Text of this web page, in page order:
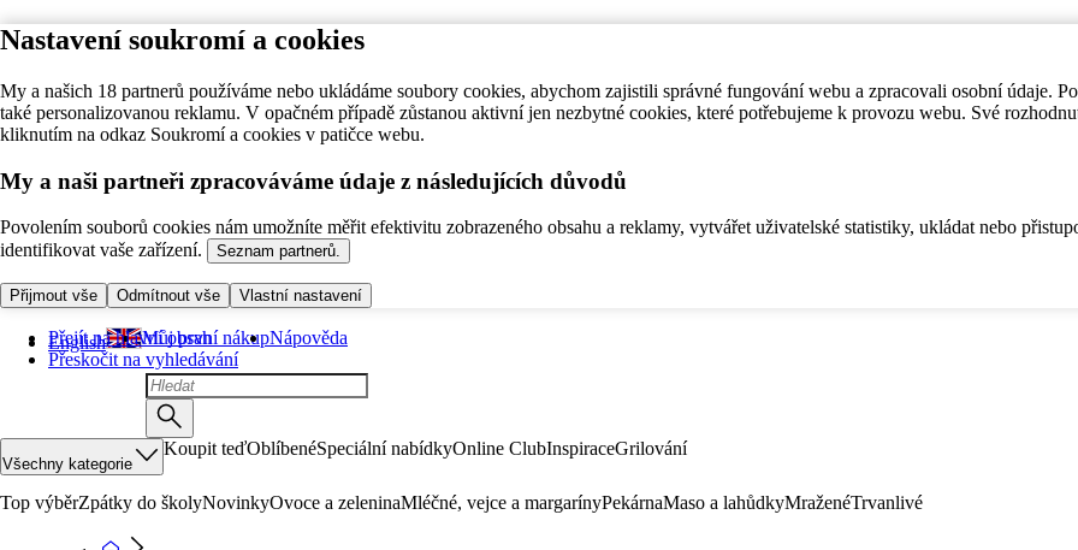
Nastavení soukromí a cookies
My a našich 18 partnerů používáme nebo ukládáme soubory cookies, abychom zajistili správné fungování webu a zpracovali osobní údaje.
také personalizovanou reklamu. V opačném případě zůstanou aktivní jen nezbytné cookies, které potřebujeme k provozu webu. Své
kliknutím na odkaz Soukromí a cookies v patičce webu.
My a naši partneři zpracováváme údaje z následujících důvodů
Povolením souborů cookies nám umožníte měřit efektivitu zobrazeného obsahu a reklamy, vytvářet uživatelské statistiky, ukládat nebo
identifikovat vaše zařízení.
Seznam partnerů.
Přijmout vše Odmítnout vše Vlastní nastavení
Přejít na hlavní obsah
Přeskočit na vyhledávání
English Můj první nákupNápověda
Všechny kategorie
Koupit teďOblíbenéSpeciální nabídkyOnline ClubInspiraceGrilování
Top výběrZpátky do školyNovinkyOvoce a zeleninaMléčné, vejce a margarínyPekárnaMaso a lahůdkyMraženéTrvanlivé